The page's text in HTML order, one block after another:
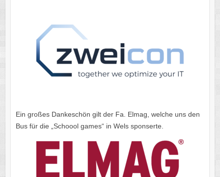
Ein großes Dankeschön gilt der Fa. Elmag, welche uns den
Bus für die „Schoool games“ in Wels sponserte.